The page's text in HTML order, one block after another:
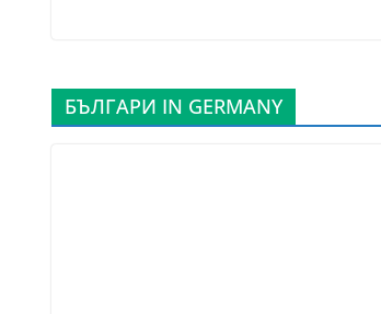
БЪЛГАРИ IN GERMANY